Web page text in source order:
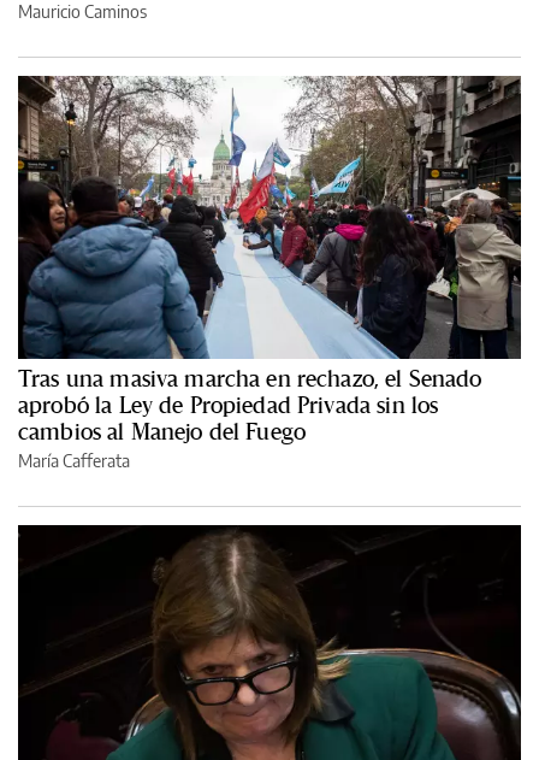
Mauricio Caminos
Tras una masiva marcha en rechazo, el Senado
aprobó la Ley de Propiedad Privada sin los
cambios al Manejo del Fuego
María Cafferata